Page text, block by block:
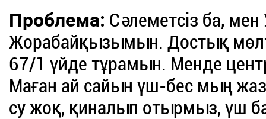
Проблема: Сәлеметсіз ба,
Жорабайқызымын. Достық
67/1 үйде тұрамын. Менде
Маған ай сайын үш-бес мың
су жоқ, қиналып отырмыз, үш